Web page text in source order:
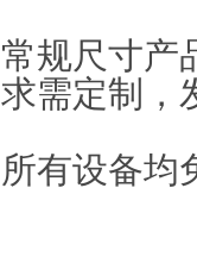
常规尺寸产
求需定制，
所有设备均